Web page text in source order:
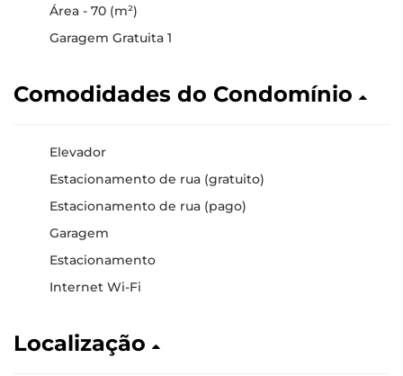
Área - 70 (m²)
Garagem Gratuita 1
Comodidades do Condomínio
Elevador
Estacionamento de rua (gratuito)
Estacionamento de rua (pago)
Garagem
Estacionamento
Internet Wi-Fi
Localização